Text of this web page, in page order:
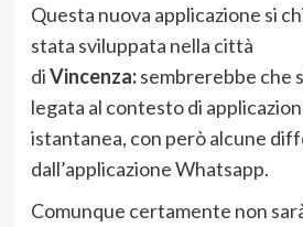
Questa nuova applicazione si
stata sviluppata nella città
diVincenza:sembrerebbe che
legata al contesto di
istantanea, con però alcune
dall’applicazione Whatsapp.
Comunque certamente non